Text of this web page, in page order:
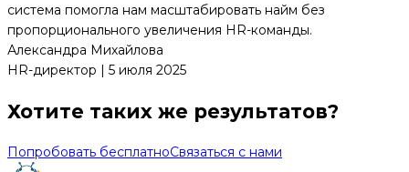
система помогла нам масштабировать найм без
пропорционального увеличения HR-команды.
Александра Михайлова
HR-директор | 5 июля 2025
Хотите таких же результатов?
Попробовать бесплатноСвязаться с нами